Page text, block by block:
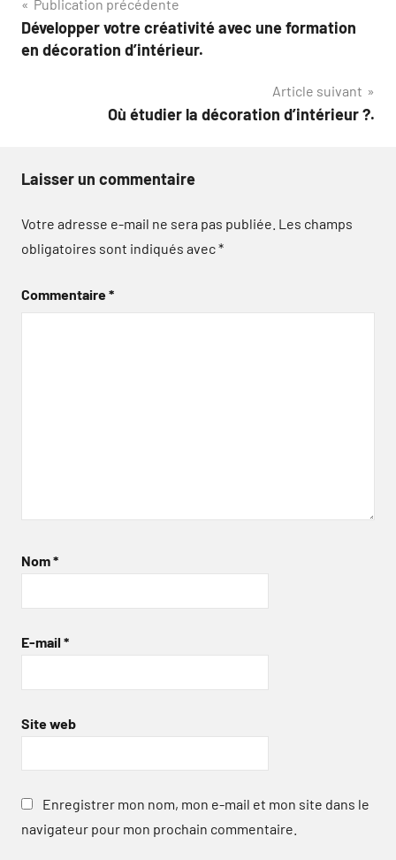
Navigation
de
Publication précédente
Développer votre créativité avec une formation
en décoration d’intérieur.
Article suivant
Où étudier la décoration d’intérieur ?.
Laisser un commentaire
Votre adresse e-mail ne sera pas publiée. Les champs
obligatoires sont indiqués avec*
Commentaire*
Nom*
E-mail *
Site web
Enregistrer mon nom, mon e-mail et mon site dans le
navigateur pour mon prochain commentaire.